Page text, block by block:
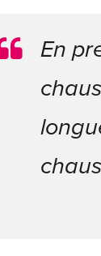
En